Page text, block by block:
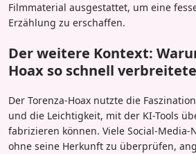
Filmmaterial ausgestattet, um eine
Erzählung zu erschaffen.
Der weitere Kontext:
Hoax so schnell verbreitete
Der Torenza-Hoax nutzte die
und die Leichtigkeit, mit der KI-Tools
fabrizieren können. Viele Social-
ohne seine Herkunft zu überprüfen,